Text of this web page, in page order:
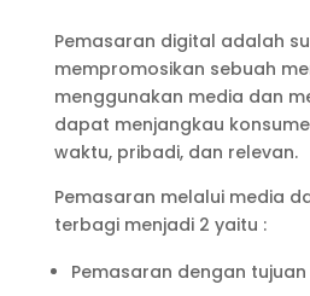
Pemasaran digital adalah
mempromosikan sebuah
menggunakan media dan
dapat menjangkau
waktu, pribadi, dan relevan.
Pemasaran melalui media
terbagi menjadi 2 yaitu :
Pemasaran dengan